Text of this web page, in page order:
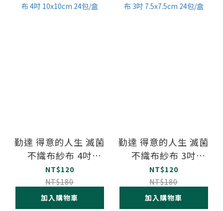
勤達 得意的人生 滅菌
不織布紗布 4吋
10x10cm 24包/盒
NT$120
NT$180
加入購物車
勤達 得意的人生 滅菌
不織布紗布 3吋
7.5x7.5cm 24包/盒
NT$120
NT$180
加入購物車